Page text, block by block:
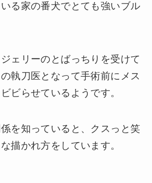
る家の番犬でとても強いブル
ェリーのとばっちりを受けて
執刀医となって手術前にメス
ビらせているようです。
を知っていると、クスっと笑
描かれ方をしています。